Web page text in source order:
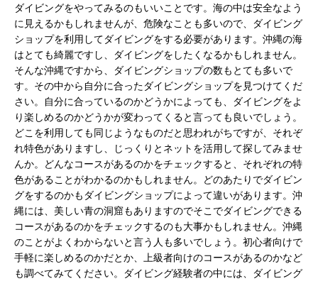
ダイビングをやってみるのもいいことです。海の中は安全なよう
に見えるかもしれませんが、危険なことも多いので、ダイビング
ショップを利用してダイビングをする必要があります。沖縄の海
はとても綺麗ですし、ダイビングをしたくなるかもしれません。
そんな沖縄ですから、ダイビングショップの数もとても多いで
す。その中から自分に合ったダイビングショップを見つけてくだ
さい。自分に合っているのかどうかによっても、ダイビングをよ
り楽しめるのかどうかが変わってくると言っても良いでしょう。
どこを利用しても同じようなものだと思われがちですが、それぞ
れ特色がありますし、じっくりとネットを活用して探してみませ
んか。どんなコースがあるのかをチェックすると、それぞれの特
色があることがわかるのかもしれません。どのあたりでダイビン
グをするのかもダイビングショップによって違いがあります。沖
縄には、美しい青の洞窟もありますのでそこでダイビングできる
コースがあるのかをチェックするのも大事かもしれません。沖縄
のことがよくわからないと言う人も多いでしょう。初心者向けで
手軽に楽しめるのかだとか、上級者向けのコースがあるのかなど
も調べてみてください。ダイビング経験者の中には、ダイビング